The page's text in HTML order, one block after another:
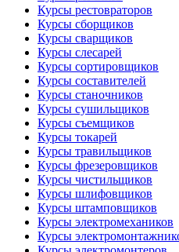
Курсы рестовраторов
Курсы сборщиков
Курсы сварщиков
Курсы слесарей
Курсы сортировщиков
Курсы составителей
Курсы станочников
Курсы сушильщиков
Курсы съемщиков
Курсы токарей
Курсы травильщиков
Курсы фрезеровщиков
Курсы чистильщиков
Курсы шлифовщиков
Курсы штамповщиков
Курсы электромехаников
Курсы